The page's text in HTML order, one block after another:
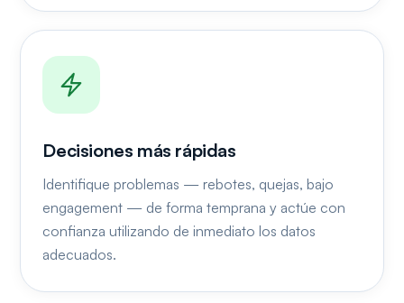
Decisiones más rápidas
Identifique problemas — rebotes, quejas, bajo
engagement — de forma temprana y actúe con
confianza utilizando de inmediato los datos
adecuados.